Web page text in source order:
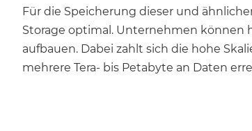
Für die Speicherung dieser und
Storage optimal. Unternehmen können
aufbauen. Dabei zahlt sich die hohe
mehrere Tera- bis Petabyte an Daten